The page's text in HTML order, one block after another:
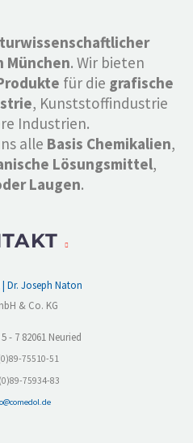
München. Wir bieten
für die grafische
, Kunststoffindustrie
Industrien.
alle Basis Chemikalien,
Lösungsmittel,
Laugen.
Dr. Joseph Naton
& Co. KG
- 7 82061 Neuried
75510-51
75934-83